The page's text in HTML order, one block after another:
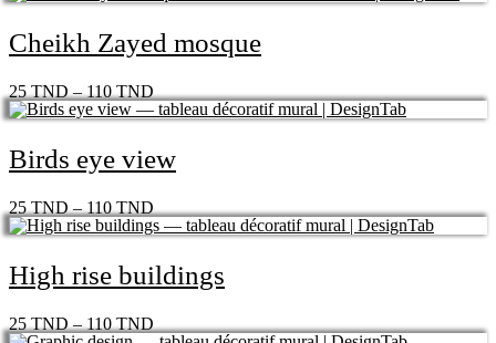
Cheikh Zayed mosque
25TND–110TND
Birds eye view
25TND–110TND
High rise buildings
25TND–110TND